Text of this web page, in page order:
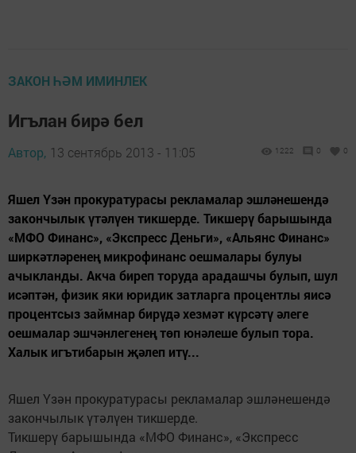
ЗАКОН ҺӘМ ИМИНЛЕК
Игълан бирә бел
Автор, 13 сентябрь 2013 - 11:05 1222 0 0
Яшел Үзән прокуратурасы рекламалар эшләнешендә
закончылык үтәлүен тикшерде. Тикшерү барышында
«МФО Финанс», «Экспресс Деньги», «Альянс Финанс»
ширкәтләренең микрофинанс оешмалары булуы
ачыкланды. Акча биреп торуда арадашчы булып, шул
исәптән, физик яки юридик затларга процентлы яисә
процентсыз займнар бирүдә хезмәт күрсәтү әлеге
оешмалар эшчәнлегенең төп юнәлеше булып тора.
Халык игътибарын җәлеп итү...
Яшел Үзән прокуратурасы рекламалар эшләнешендә
закончылык үтәлүен тикшерде.
Тикшерү барышында «МФО Финанс», «Экспресс